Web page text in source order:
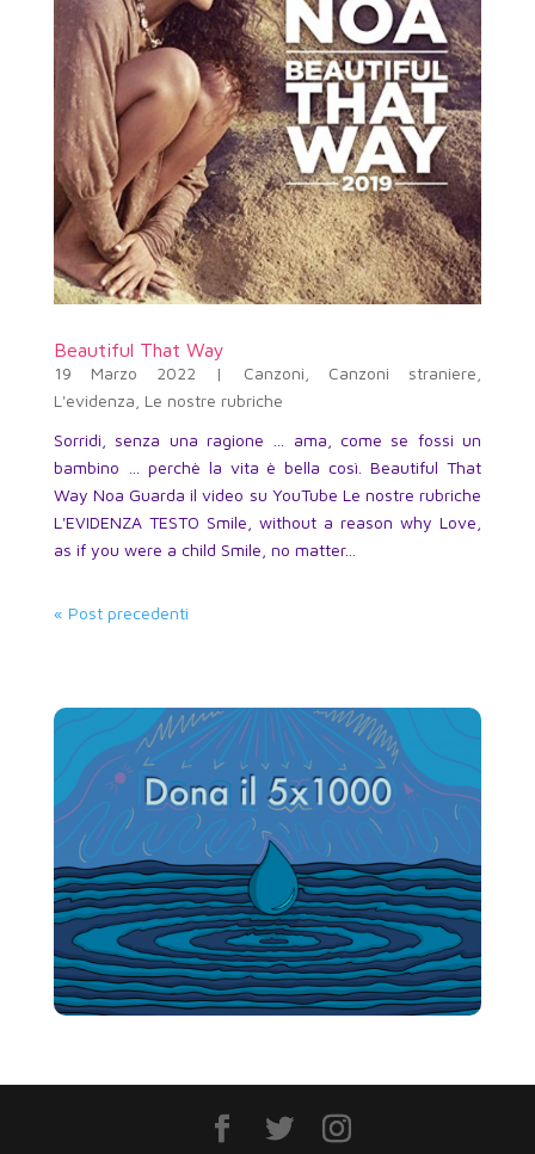
Beautiful That Way
19 Marzo 2022 | Canzoni Canzoni straniere
L'evidenza Le nostre rubriche
Sorridi, senza una ragione … ama, come se fossi un
bambino … perchè la vita è bella così. Beautiful That
Way Noa Guarda il video su YouTube Le nostre rubriche
L'EVIDENZA TESTO Smile, without a reason why Love,
as if you were a child Smile, no matter...
« Post precedenti